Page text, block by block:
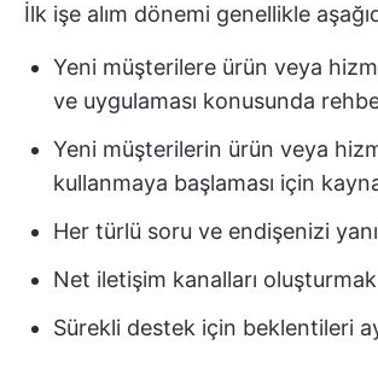
İlk işe alım dönemi genellikle
Yeni müşterilere ürün veya
ve uygulaması konusunda
Yeni müşterilerin ürün veya
kullanmaya başlaması için
Her türlü soru ve endişenizi
Net iletişim kanalları oluşturmak
Sürekli destek için beklentileri